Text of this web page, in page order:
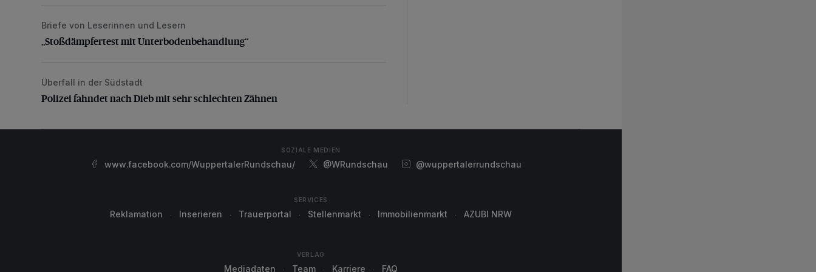
„Stoßdämpfertest mit Unterbodenbehandlung“
Briefe von Leserinnen und Lesern
„Stoßdämpfertest mit Unterbodenbehandlung“
Polizei fahndet nach Dieb mit sehr schlechten Zähnen
Überfall in der Südstadt
Polizei fahndet nach Dieb mit sehr schlechten Zähnen
SOZIALE MEDIEN
www.facebook.com/WuppertalerRundschau/ @WRundschau @wuppertalerrundschau
SERVICES
Reklamation Inserieren Trauerportal Stellenmarkt Immobilienmarkt AZUBI NRW
VERLAG
Mediadaten Team Karriere FAQ